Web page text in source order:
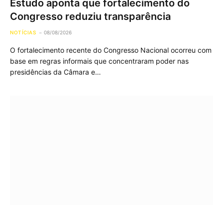
Estudo aponta que fortalecimento do
Congresso reduziu transparência
NOTÍCIAS 08/08/2026
O fortalecimento recente do Congresso Nacional ocorreu com
base em regras informais que concentraram poder nas
presidências da Câmara e…